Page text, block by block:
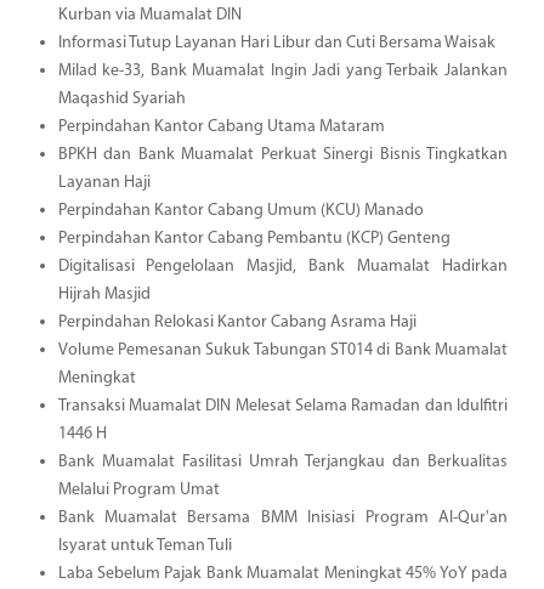
Kurban via Muamalat DIN
Informasi Tutup Layanan Hari Libur dan Cuti Bersama Waisak
Milad ke-33, Bank Muamalat Ingin Jadi yang Terbaik Jalankan
Maqashid Syariah
Perpindahan Kantor Cabang Utama Mataram
BPKH dan Bank Muamalat Perkuat Sinergi Bisnis Tingkatkan
Layanan Haji
Perpindahan Kantor Cabang Umum (KCU) Manado
Perpindahan Kantor Cabang Pembantu (KCP) Genteng
Digitalisasi Pengelolaan Masjid, Bank Muamalat Hadirkan
Hijrah Masjid
Perpindahan Relokasi Kantor Cabang Asrama Haji
Volume Pemesanan Sukuk Tabungan ST014 di Bank Muamalat
Meningkat
Transaksi Muamalat DIN Melesat Selama Ramadan dan Idulfitri
1446 H
Bank Muamalat Fasilitasi Umrah Terjangkau dan Berkualitas
Melalui Program Umat
Bank Muamalat Bersama BMM Inisiasi Program Al-Qur'an
Isyarat untuk Teman Tuli
Laba Sebelum Pajak Bank Muamalat Meningkat 45% YoY pada